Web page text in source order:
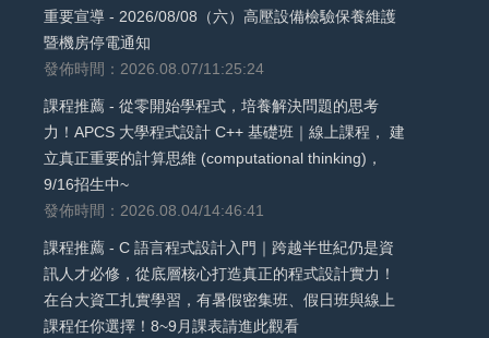
重要宣導 - 2026/08/08（六）高壓設備檢驗保養維護
暨機房停電通知
發佈時間：2026.08.07/11:25:24
課程推薦 - 從零開始學程式，培養解決問題的思考
力！APCS 大學程式設計 C++ 基礎班｜線上課程， 建
立真正重要的計算思維 (computational thinking)，
9/16招生中~
發佈時間：2026.08.04/14:46:41
課程推薦 - C 語言程式設計入門｜跨越半世紀仍是資
訊人才必修，從底層核心打造真正的程式設計實力！
在台大資工扎實學習，有暑假密集班、假日班與線上
課程任你選擇！8~9月課表請進此觀看